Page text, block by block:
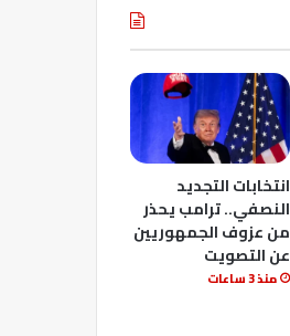
انتخابات التجديد
النصفي.. ترامب يحذر
من عزوف الجمهوريين
عن التصويت
منذ 3 ساعات